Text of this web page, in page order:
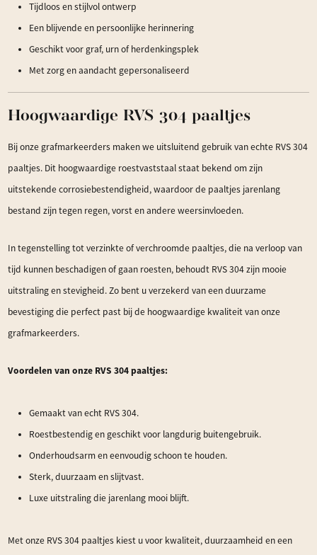
Tijdloos en stijlvol ontwerp
Een blijvende en persoonlijke herinnering
Geschikt voor graf, urn of herdenkingsplek
Met zorg en aandacht gepersonaliseerd
Hoogwaardige RVS 304 paaltjes
Bij onze grafmarkeerders maken we uitsluitend gebruik van echte RVS 304
paaltjes. Dit hoogwaardige roestvaststaal staat bekend om zijn
uitstekende corrosiebestendigheid, waardoor de paaltjes jarenlang
bestand zijn tegen regen, vorst en andere weersinvloeden.
In tegenstelling tot verzinkte of verchroomde paaltjes, die na verloop van
tijd kunnen beschadigen of gaan roesten, behoudt RVS 304 zijn mooie
uitstraling en stevigheid. Zo bent u verzekerd van een duurzame
bevestiging die perfect past bij de hoogwaardige kwaliteit van onze
grafmarkeerders.
Voordelen van onze RVS 304 paaltjes:
Gemaakt van echt RVS 304.
Roestbestendig en geschikt voor langdurig buitengebruik.
Onderhoudsarm en eenvoudig schoon te houden.
Sterk, duurzaam en slijtvast.
Luxe uitstraling die jarenlang mooi blijft.
Met onze RVS 304 paaltjes kiest u voor kwaliteit, duurzaamheid en een